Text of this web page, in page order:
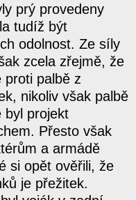
prý provedeny
tudíž být
odolnost. Ze síly
zcela zřejmě, že
proti palbě z
nikoliv však palbě
byl projekt
Přesto však
a armádě
si opět ověřili, že
je přežitek.